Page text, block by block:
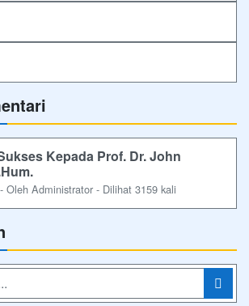
Kepada Prof. Dr. John
Oleh Administrator - Dilihat 3159 kali